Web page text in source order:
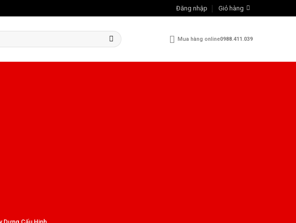
Đăng nhập Giỏ hàng
Mua hàng online0988.411.039